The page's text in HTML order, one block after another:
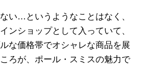
い…というようなことはなく、
ンショップとして入っていて、
な価格帯でオシャレな商品を展
ろが、ポール・スミスの魅力で